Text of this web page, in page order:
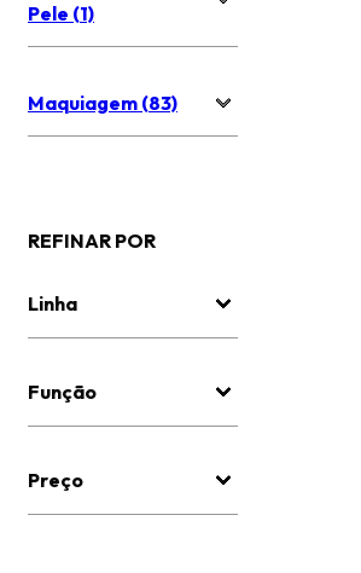
Pele (1)
Maquiagem (83)
REFINAR POR
Linha
Função
Preço